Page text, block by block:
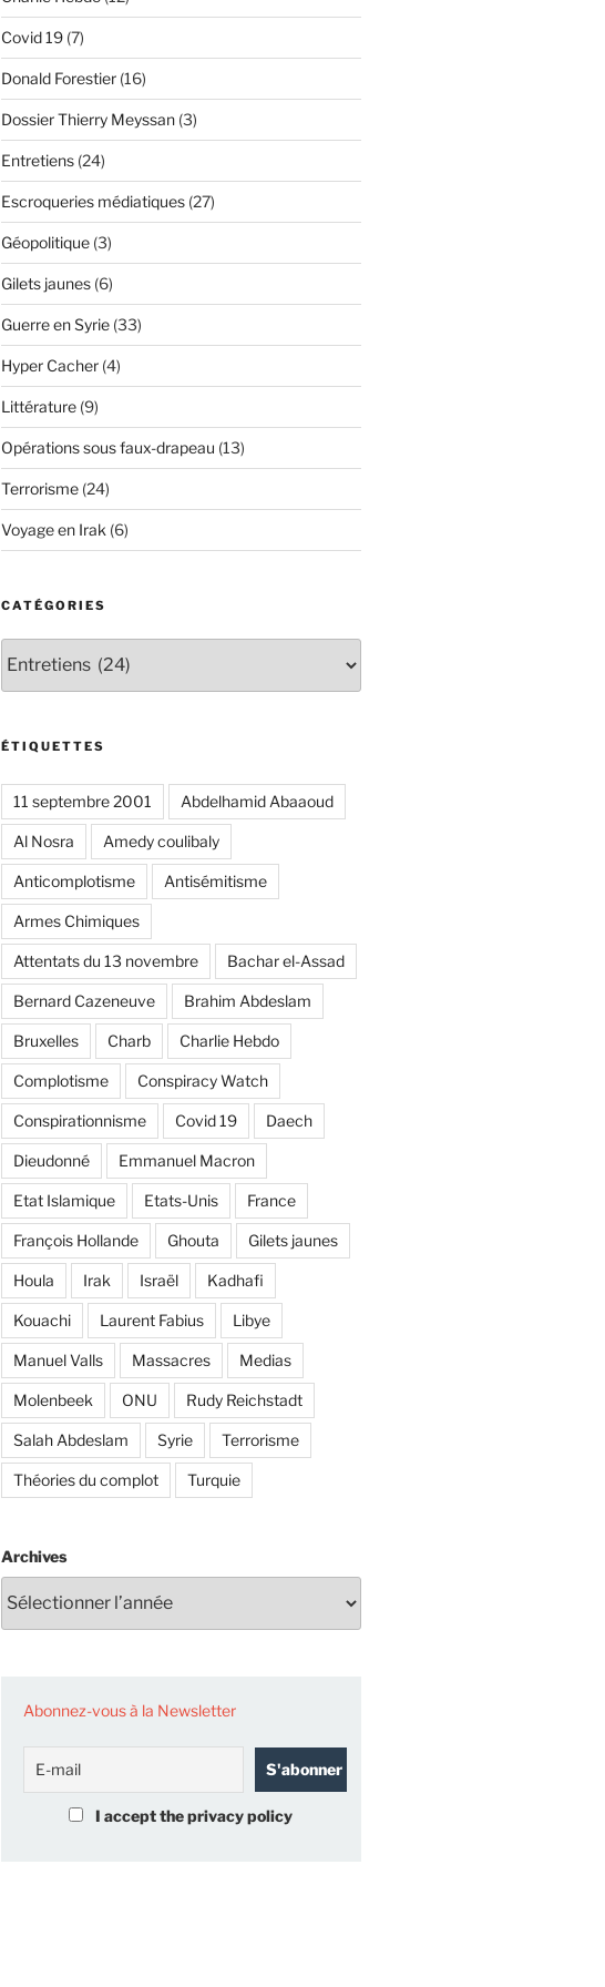
Covid 19(7)
Donald Forestier(16)
Dossier Thierry Meyssan(3)
Entretiens(24)
Escroqueries médiatiques(27)
Géopolitique(3)
Gilets jaunes(6)
Guerre en Syrie(33)
Hyper Cacher(4)
Littérature(9)
Opérations sous faux-drapeau (13)
Terrorisme(24)
Voyage en Irak (6)
CATÉGORIES
ÉTIQUETTES
11 septembre 2001 Abdelhamid Abaaoud
Al Nosra Amedy coulibaly
Anticomplotisme Antisémitisme
Armes Chimiques
Attentats du 13 novembre Bachar el-Assad
Bernard Cazeneuve Brahim Abdeslam
Bruxelles Charb Charlie Hebdo
Complotisme Conspiracy Watch
Conspirationnisme Covid 19 Daech
Dieudonné Emmanuel Macron
Etat Islamique Etats-Unis France
François Hollande Ghouta Gilets jaunes
Houla Irak Israël Kadhafi
Kouachi Laurent Fabius Libye
Manuel Valls Massacres Medias
Molenbeek ONU Rudy Reichstadt
Salah Abdeslam Syrie Terrorisme
Théories du complot Turquie
Archives
Abonnez-vous à la Newsletter
I accept the privacy policy